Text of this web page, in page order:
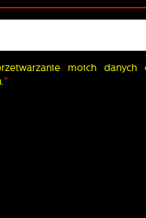
moich danych
*